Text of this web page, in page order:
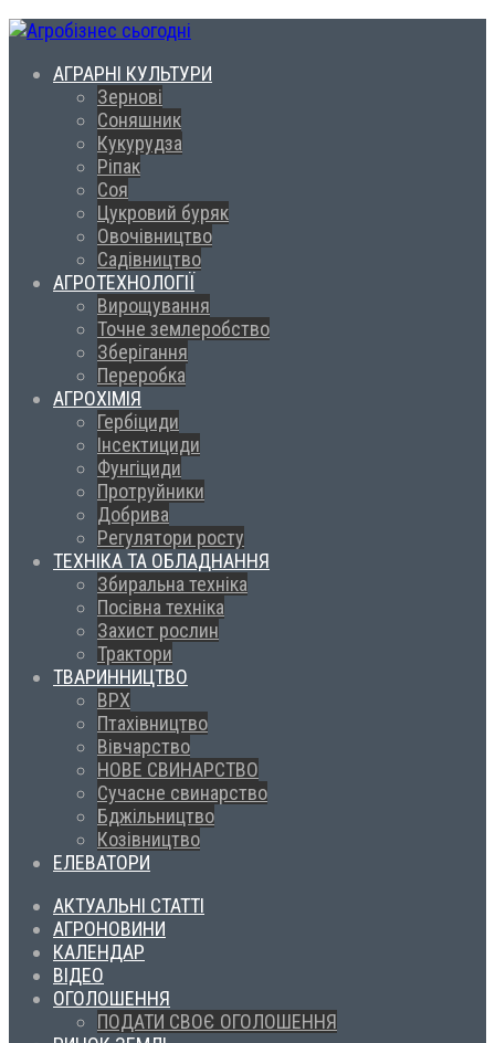
АГРАРНІ КУЛЬТУРИ
Зернові
Соняшник
Кукурудза
Ріпак
Соя
Цукровий буряк
Овочівництво
Садівництво
АГРОТЕХНОЛОГІЇ
Вирощування
Точне землеробство
Зберігання
Переробка
АГРОХІМІЯ
Гербіциди
Інсектициди
Фунгіциди
Протруйники
Добрива
Регулятори росту
ТЕХНІКА ТА ОБЛАДНАННЯ
Збиральна техніка
Посівна техніка
Захист рослин
Трактори
ТВАРИННИЦТВО
ВРХ
Птахівництво
Вівчарство
НОВЕ СВИНАРСТВО
Сучасне свинарство
Бджільництво
Козівництво
ЕЛЕВАТОРИ
АКТУАЛЬНІ СТАТТІ
АГРОНОВИНИ
КАЛЕНДАР
ВІДЕО
ОГОЛОШЕННЯ
ПОДАТИ СВОЄ ОГОЛОШЕННЯ